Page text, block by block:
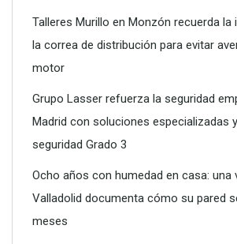
Talleres Murillo en Monzón recuerda la
la correa de distribución para evitar
motor
Grupo Lasser refuerza la seguridad
Madrid con soluciones especializadas
seguridad Grado 3
Ocho años con humedad en casa: una
Valladolid documenta cómo su pared
meses